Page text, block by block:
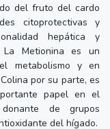
del fruto del cardo
citoprotectivas y
hepática y
La Metionina es un
metabolismo y en
por su parte, es
papel en el
de grupos
del hígado.